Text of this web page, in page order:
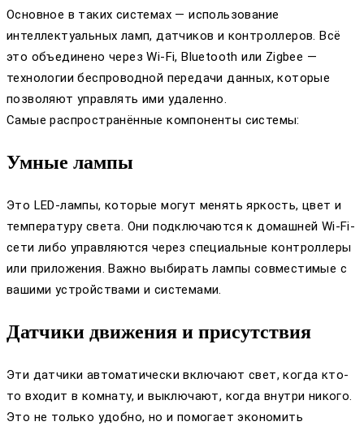
Основное в таких системах — использование
интеллектуальных ламп, датчиков и контроллеров. Всё
это объединено через Wi-Fi, Bluetooth или Zigbee —
технологии беспроводной передачи данных, которые
позволяют управлять ими удаленно.
Самые распространённые компоненты системы:
Умные лампы
Это LED-лампы, которые могут менять яркость, цвет и
температуру света. Они подключаются к домашней Wi-Fi-
сети либо управляются через специальные контроллеры
или приложения. Важно выбирать лампы совместимые с
вашими устройствами и системами.
Датчики движения и присутствия
Эти датчики автоматически включают свет, когда кто-
то входит в комнату, и выключают, когда внутри никого.
Это не только удобно, но и помогает экономить